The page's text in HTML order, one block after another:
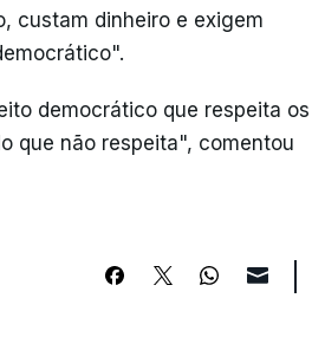
custam dinheiro e exigem
democrático que respeita os
que não respeita", comentou